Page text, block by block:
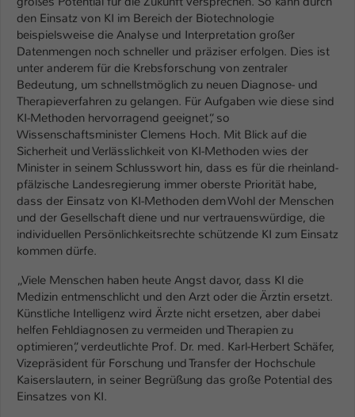
den Einsatz von KI im Bereich der Biotechnologie
beispielsweise die Analyse und Interpretation großer
Datenmengen noch schneller und präziser erfolgen. Dies ist
unter anderem für die Krebsforschung von zentraler
Bedeutung, um schnellstmöglich zu neuen Diagnose- und
Therapieverfahren zu gelangen. Für Aufgaben wie diese sind
KI-Methoden hervorragend geeignet“, so
Wissenschaftsminister Clemens Hoch. Mit Blick auf die
Sicherheit und Verlässlichkeit von KI-Methoden wies der
Minister in seinem Schlusswort hin, dass es für die rheinland-
pfälzische Landesregierung immer oberste Priorität habe,
dass der Einsatz von KI-Methoden dem Wohl der Menschen
und der Gesellschaft diene und nur vertrauenswürdige, die
individuellen Persönlichkeitsrechte schützende KI zum Einsatz
kommen dürfe.
„Viele Menschen haben heute Angst davor, dass KI die
Medizin entmenschlicht und den Arzt oder die Ärztin ersetzt.
Künstliche Intelligenz wird Ärzte nicht ersetzen, aber dabei
helfen Fehldiagnosen zu vermeiden und Therapien zu
optimieren“, verdeutlichte Prof. Dr. med. Karl-Herbert Schäfer,
Vizepräsident für Forschung und Transfer der Hochschule
Kaiserslautern, in seiner Begrüßung das große Potential des
Einsatzes von KI.
Zweck
Einstellungen. Unter anderem eine zufällig
generierte ID, für die historische
Speicherung Ihrer vorgenommen
Einstellungen, falls der Webseiten-
Betreiber dies eingestellt hat.
Name fe_typo_user / PHPSESSID
Anbieter TYPO3
Laufzeit 1 Woche
Zweck
Dieses Cookie ist ein Standard-Session-
kann der eingeloggte Benutzer
wiedererkannt werden und es wird ihm
Zugang zu geschützten Bereichen
gewährt.
Name be_typo_user